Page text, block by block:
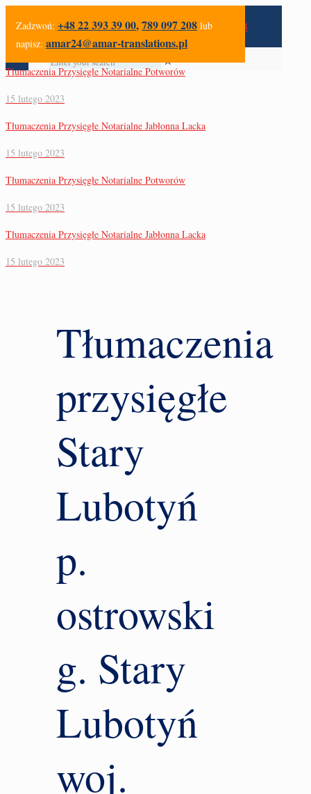
✕
Zadzwoń: +48 22 393 39 00,789 097 208 lub
napisz: amar24@amar-translations.pl
Tłumaczenia Przysięgłe Notarialne Potworów
15 lutego 2023
Tłumaczenia Przysięgłe Notarialne Jabłonna Lacka
15 lutego 2023
Tłumaczenia Przysięgłe Notarialne Potworów
15 lutego 2023
Tłumaczenia Przysięgłe Notarialne Jabłonna Lacka
15 lutego 2023
Tłumaczenia
przysięgłe
Stary
Lubotyń
p.
ostrowski
g. Stary
Lubotyń
woj.